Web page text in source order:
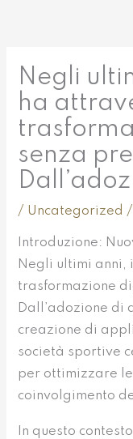
Negli
ha
senza
Dall’adoz
/ Uncategorized
Introduzione:
Negli ultimi anni,
trasformazione
Dall’adozione
creazione di
società sportive
per ottimizzare
coinvolgimento
In questo